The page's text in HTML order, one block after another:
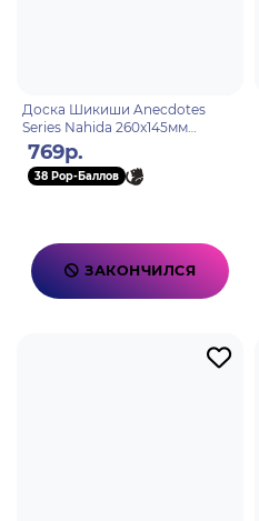
Доска Шикиши Anecdotes
Series Nahida 260x145мм
6976068140818
769р.
38 Pop-Баллов
ЗАКОНЧИЛСЯ